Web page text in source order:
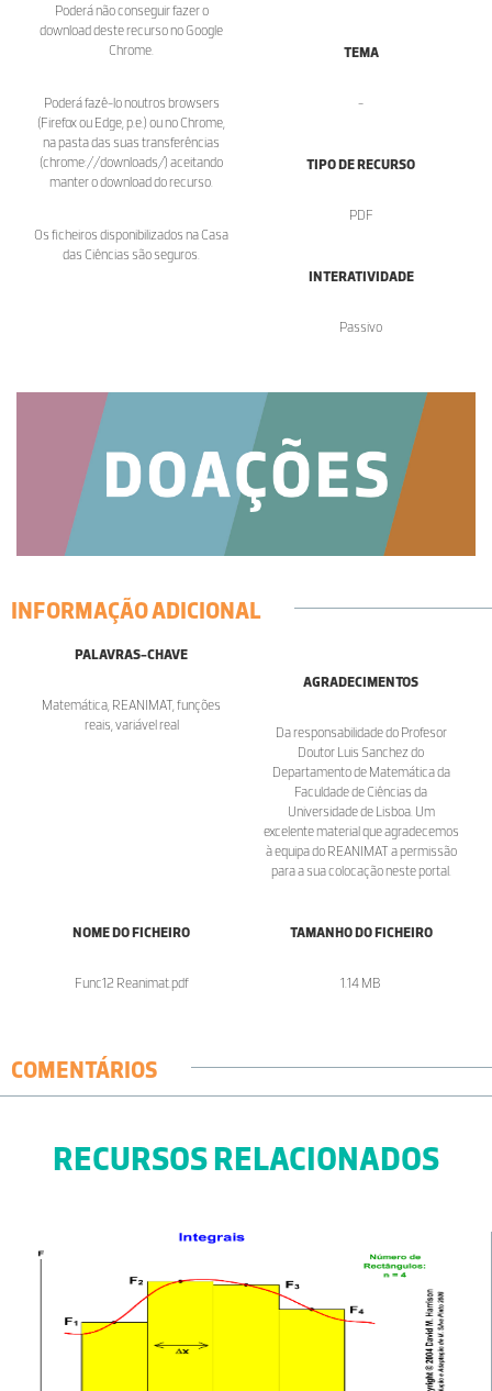
Poderá não conseguir fazer o
download deste recurso no Google
Chrome.
Poderá fazê-lo noutros browsers
(Firefox ou Edge, p.e.) ou no Chrome,
na pasta das suas transferências
(chrome://downloads/) aceitando
manter o download do recurso.
Os ficheiros disponibilizados na Casa
das Ciências são seguros.
TEMA
-
TIPO DE RECURSO
PDF
INTERATIVIDADE
Passivo
INFORMAÇÃO ADICIONAL
PALAVRAS-CHAVE
Matemática, REANIMAT, funções
reais, variável real
AGRADECIMENTOS
Da responsabilidade do Profesor
Doutor Luis Sanchez do
Departamento de Matemática da
Faculdade de Ciências da
Universidade de Lisboa. Um
excelente material que agradecemos
à equipa do REANIMAT a permissão
para a sua colocação neste portal.
NOME DO FICHEIRO
Func12 Reanimat.pdf
TAMANHO DO FICHEIRO
1.14 MB
COMENTÁRIOS
RECURSOS RELACIONADOS